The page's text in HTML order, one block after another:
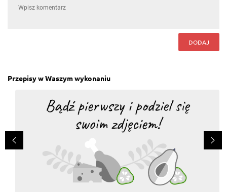
Maja, 29.11.2021
Odpowiedz
Ewa Szymankiewicz, 24.12.2019
Anna Kłosowska, 23.12.2019
Anna Stangreciak, 04.12.2018
Jaki wymiar blachy powinien być do takiej ilości
DODAJ
Przepisy w Waszym wykonaniu